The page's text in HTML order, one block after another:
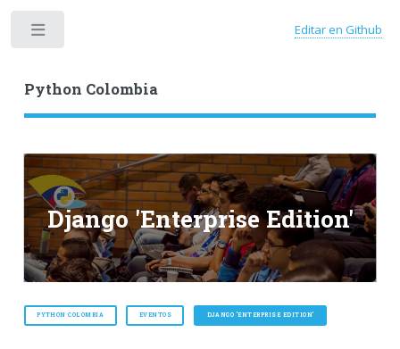
Python Colombia
Editar en Github
Django 'Enterprise Edition'
PYTHON COLOMBIA EVENTOS DJANGO 'ENTERPRISE EDITION'